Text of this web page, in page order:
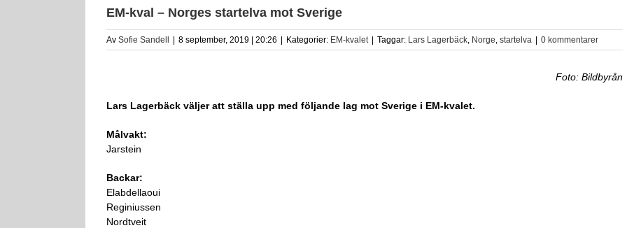
EM-kval – Norges startelva mot Sverige
Av Sofie Sandell 8 september, 2019 | 20:26 Kategorier: EM-kvalet Taggar: Lars Lagerbäck, Norge, startelva 0 kommentarer
Foto: Bildbyrån
Lars Lagerbäck väljer att ställa upp med följande lag mot Sverige i EM-kvalet.
Målvakt:
Jarstein
Backar:
Elabdellaoui
Reginiussen
Nordtveit